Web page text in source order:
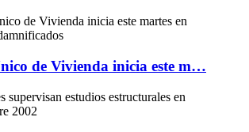
de Vivienda inicia este m…